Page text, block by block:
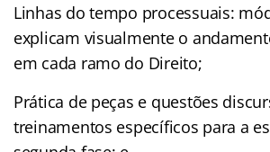
Linhas do tempo processuais:
explicam visualmente o
em cada ramo do Direito;
Prática de peças e questões
treinamentos específicos para a